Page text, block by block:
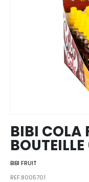
images
gallery
BIBI COLA
BIBI FRUIT
REF.8005701